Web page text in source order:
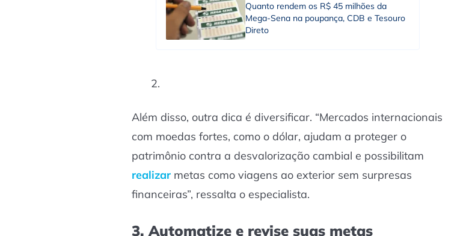
Quanto rendem os R$ 45 milhões da
Mega-Sena na poupança, CDB e Tesouro
Direto
Além disso, outra dica é diversificar. “Mercados internacionais
com moedas fortes, como o dólar, ajudam a proteger o
patrimônio contra a desvalorização cambial e possibilitam
realizar metas como viagens ao exterior sem surpresas
financeiras”, ressalta o especialista.
3. Automatize e revise suas metas